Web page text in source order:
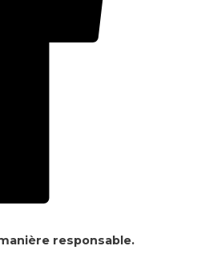
responsable.